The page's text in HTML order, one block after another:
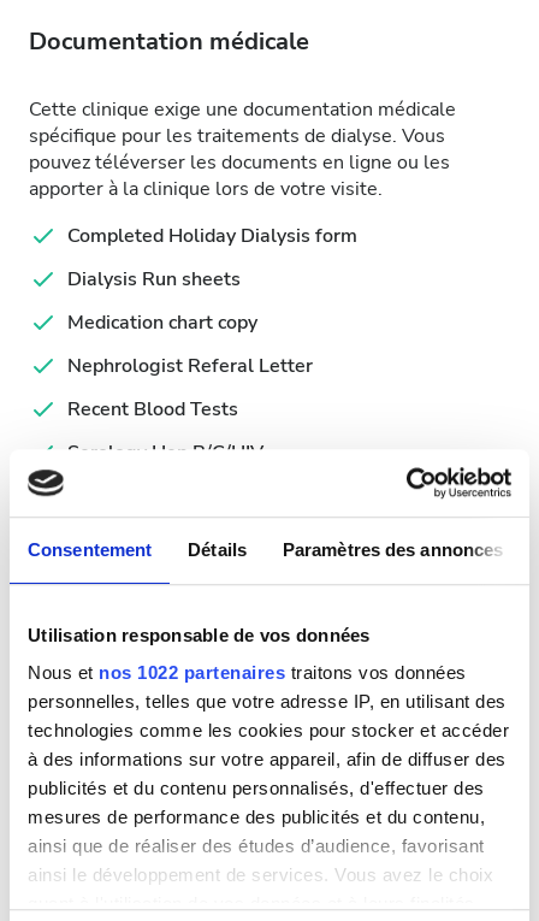
Consentement Détails Paramètres des annonces
Utilisation responsable de vos données
Nous et nos 1022 partenaires traitons vos données
personnelles, telles que votre adresse IP, en utilisant des
technologies comme les cookies pour stocker et accéder
à des informations sur votre appareil, afin de diffuser des
publicités et du contenu personnalisés, d'effectuer des
mesures de performance des publicités et du contenu,
ainsi que de réaliser des études d’audience, favorisant
ainsi le développement de services. Vous avez le choix
Documentation médicale
Cette clinique exige une documentation médicale
spécifique pour les traitements de dialyse. Vous
pouvez téléverser les documents en ligne ou les
apporter à la clinique lors de votre visite.
Completed Holiday Dialysis form
Dialysis Run sheets
Medication chart copy
Nephrologist Referal Letter
Recent Blood Tests
Serology Hep B/C/HIV
Jours de traitement disponibles
Août 2026
Lun. Mar. Mer. Jeu. Ven.Sam.Dim.
1
2
3
4 5 6 7 8
9